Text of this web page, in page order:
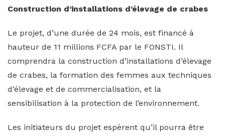
Construction d’installations d’élevage de crabes
Le projet, d’une durée de 24 mois, est financé à
hauteur de 11 millions FCFA par le FONSTI. Il
comprendra la construction d’installations d’élevage
de crabes, la formation des femmes aux techniques
d’élevage et de commercialisation, et la
sensibilisation à la protection de l’environnement.
Les initiateurs du projet espèrent qu’il pourra être